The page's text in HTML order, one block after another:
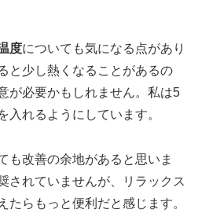
度についても気になる点があり
と少し熱くなることがあるの
が必要かもしれません。私は5
入れるようにしています。
も改善の余地があると思いま
されていませんが、リラックス
たらもっと便利だと感じます。